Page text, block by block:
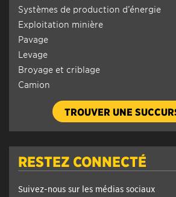
Systèmes de production d’énergie
Exploitation minière
Pavage
Levage
Broyage et criblage
Camion
TROUVER UNE
RESTEZ CONNECTÉ
Suivez-nous sur les médias sociaux